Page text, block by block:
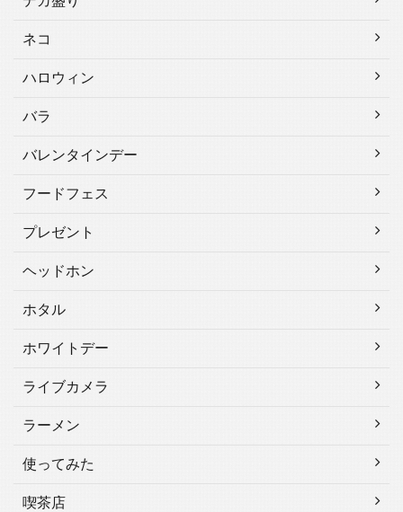
ネコ
ハロウィン
バラ
バレンタインデー
フードフェス
プレゼント
ヘッドホン
ホタル
ホワイトデー
ライブカメラ
ラーメン
使ってみた
喫茶店